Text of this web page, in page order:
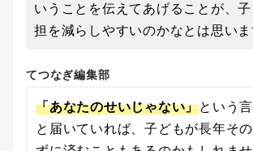
いうことを伝えてあげることが、
担を減らしやすいのかなとは思いま
てつなぎ編集部
「あなたのせいじゃない」という
と届いていれば、子どもが長年そ